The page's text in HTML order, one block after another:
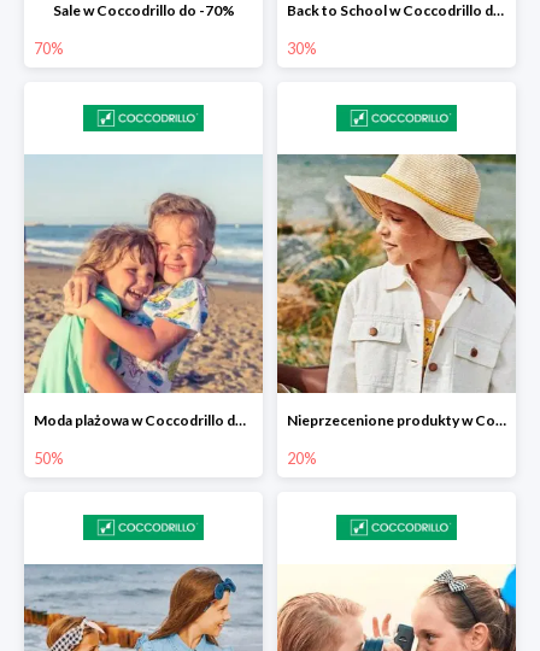
Sale w Coccodrillo do -70%
70%
Back to School w Coccodrillo do -30%
30%
Moda plażowa w Coccodrillo do -50%
50%
Nieprzecenione produkty w Coccodrillo -20%
20%